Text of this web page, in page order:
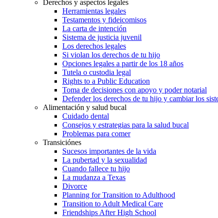
Derechos y aspectos legales
Herramientas legales
Testamentos y fideicomisos
La carta de intención
Sistema de justicia juvenil
Los derechos legales
Si violan los derechos de tu hijo
Opciones legales a partir de los 18 años
Tutela o custodia legal
Rights to a Public Education
Toma de decisiones con apoyo y poder notarial
Defender los derechos de tu hijo y cambiar los
Alimentación y salud bucal
Cuidado dental
Consejos y estrategias para la salud bucal
Problemas para comer
Transiciónes
Sucesos importantes de la vida
La pubertad y la sexualidad
Cuando fallece tu hijo
La mudanza a Texas
Divorce
Planning for Transition to Adulthood
Transition to Adult Medical Care
Friendships After High School